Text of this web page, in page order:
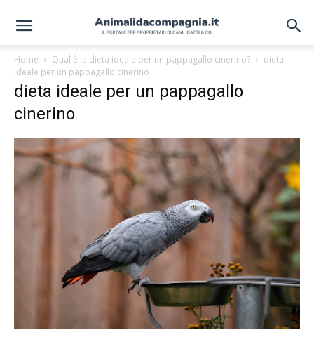
Home Qual è la dieta ideale per un pappagallo cinerino?
dieta
ideale per un pappagallo cinerino
dieta ideale per un pappagallo
cinerino